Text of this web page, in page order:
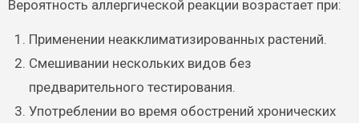
Вероятность аллергической реакции возрастает при:
Применении неакклиматизированных растений.
Смешивании нескольких видов без
предварительного тестирования.
Употреблении во время обострений хронических